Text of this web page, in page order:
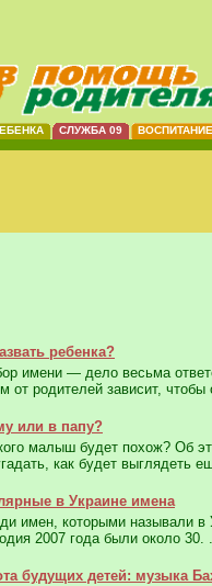
СЛУЖБА 09 ВОСПИТАНИЕ
ребенка?
имени — дело весьма
от родителей зависит,
или в папу?
малыш будет похож? Об
как будет выглядеть
в Украине имена
имен, которыми называли в
2007 года были около
будущих детей: музыка